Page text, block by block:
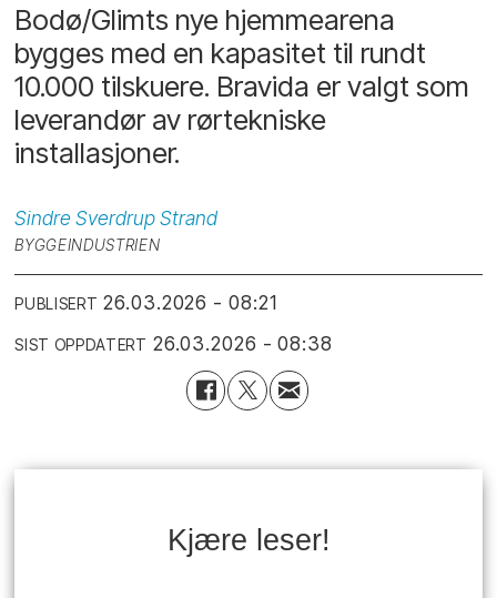
Bodø/Glimts nye hjemmearena
bygges med en kapasitet til rundt
10.000 tilskuere. Bravida er valgt som
leverandør av rørtekniske
installasjoner.
Sindre Sverdrup Strand
BYGGEINDUSTRIEN
PUBLISERT 26.03.2026 - 08:21
SIST OPPDATERT 26.03.2026 - 08:38
Kjære leser!